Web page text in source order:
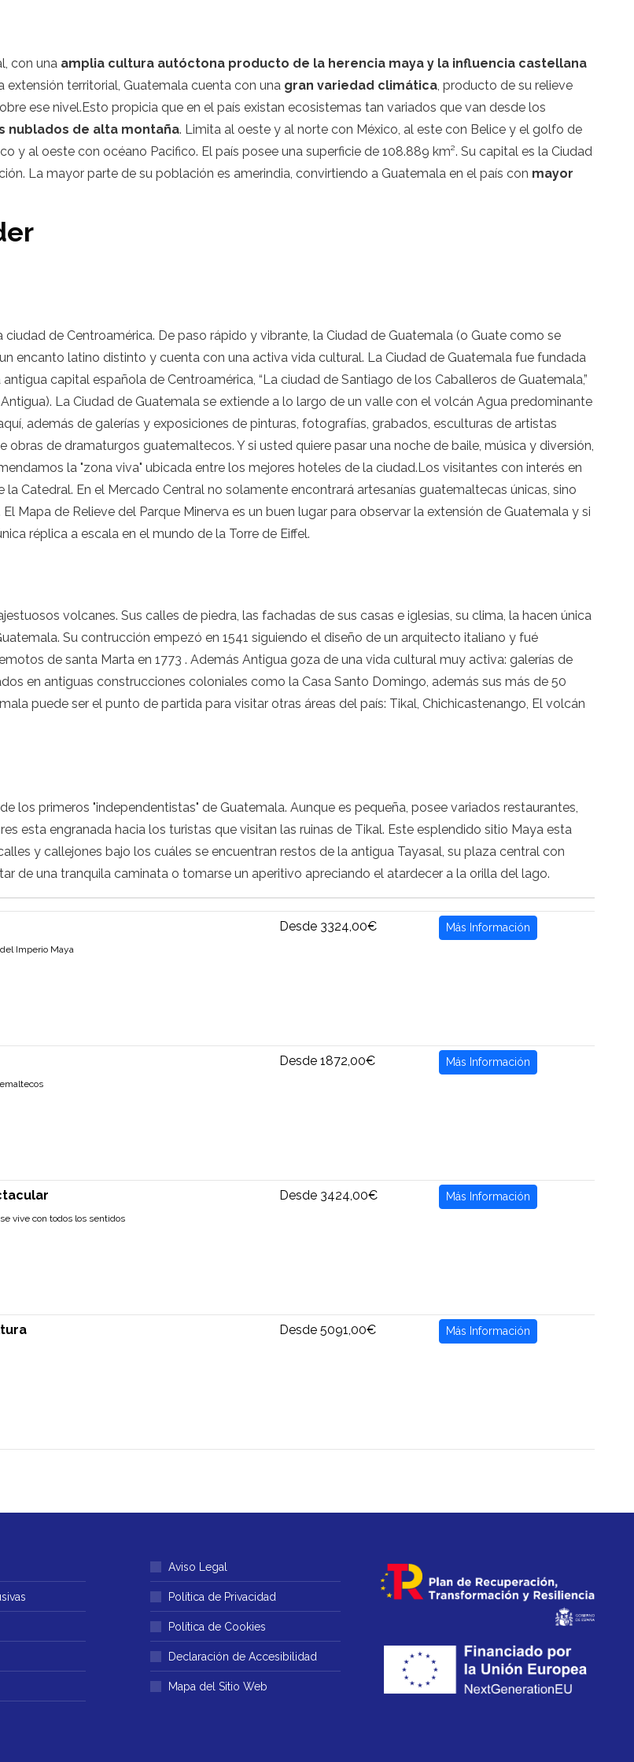
con una amplia cultura autóctona producto de la herencia maya y la influencia castellana
extensión territorial, Guatemala cuenta con una gran variedad climática, producto de su relieve
ese nivel.Esto propicia que en el país existan ecosistemas tan variados que van desde los
nublados de alta montaña. Limita al oeste y al norte con México, al este con Belice y el golfo de
y al oeste con océano Pacifico. El país posee una superficie de 108.889 km². Su capital es la Ciudad
La mayor parte de su población es amerindia, convirtiendo a Guatemala en el país con mayor
de Centroamérica. De paso rápido y vibrante, la Ciudad de Guatemala (o Guate como se
encanto latino distinto y cuenta con una activa vida cultural. La Ciudad de Guatemala fue fundada
capital española de Centroamérica, “La ciudad de Santiago de los Caballeros de Guatemala,”
La Ciudad de Guatemala se extiende a lo largo de un valle con el volcán Agua predominante
además de galerías y exposiciones de pinturas, fotografías, grabados, esculturas de artistas
de dramaturgos guatemaltecos. Y si usted quiere pasar una noche de baile, música y diversión,
la "zona viva" ubicada entre los mejores hoteles de la ciudad.Los visitantes con interés en
Catedral. En el Mercado Central no solamente encontrará artesanías guatemaltecas únicas, sino
Mapa de Relieve del Parque Minerva es un buen lugar para observar la extensión de Guatemala y si
réplica a escala en el mundo de la Torre de Eiffel.
volcanes. Sus calles de piedra, las fachadas de sus casas e iglesias, su clima, la hacen única
Su contrucción empezó en 1541 siguiendo el diseño de un arquitecto italiano y fué
de santa Marta en 1773 . Además Antigua goza de una vida cultural muy activa: galerías de
en antiguas construcciones coloniales como la Casa Santo Domingo, además sus más de 50
puede ser el punto de partida para visitar otras áreas del país: Tikal, Chichicastenango, El volcán
los primeros "independentistas" de Guatemala. Aunque es pequeña, posee variados restaurantes,
esta engranada hacia los turistas que visitan las ruinas de Tikal. Este esplendido sitio Maya esta
y callejones bajo los cuáles se encuentran restos de la antigua Tayasal, su plaza central con
de una tranquila caminata o tomarse un aperitivo apreciando el atardecer a la orilla del lago.
Imperio Maya
Desde 3324,00€ Más Información
Desde 1872,00€ Más Información
vive con todos los sentidos
Desde 3424,00€ Más Información
Desde 5091,00€ Más Información
Aviso Legal
Política de Privacidad
Política de Cookies
Declaración de Accesibilidad
Mapa del Sitio Web